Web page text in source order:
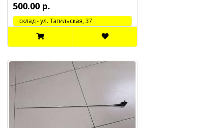
500.00 р.
cклад - ул. Тагильская, 37